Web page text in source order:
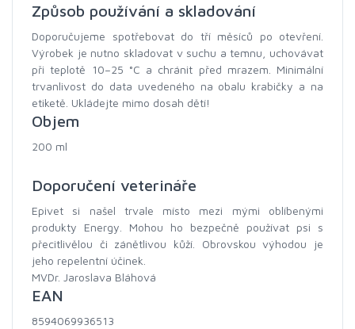
Způsob používání a skladování
Doporučujeme spotřebovat do tří měsíců po otevření.
Výrobek je nutno skladovat v suchu a temnu, uchovávat
při teplotě 10–25 °C a chránit před mrazem. Minimální
trvanlivost do data uvedeného na obalu krabičky a na
etiketě. Ukládejte mimo dosah dětí!
Objem
200 ml
Doporučení veterináře
Epivet si našel trvale místo mezi mými oblíbenými
produkty Energy. Mohou ho bezpečně používat psi s
přecitlivělou či zánětlivou kůží. Obrovskou výhodou je
jeho repelentní účinek.
MVDr. Jaroslava Bláhová
EAN
8594069936513